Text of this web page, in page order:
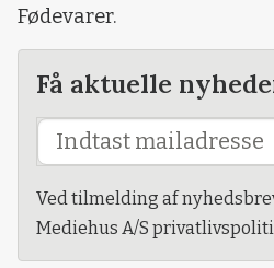
Fødevarer.
Få aktuelle
Ved tilmelding af
Mediehus A/S